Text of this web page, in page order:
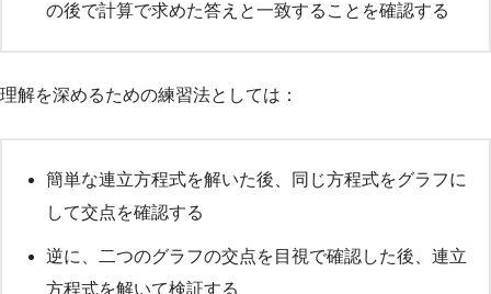
の後で計算で求めた答えと一致することを確認する
理解を深めるための練習法としては：
簡単な連立方程式を解いた後、同じ方程式をグラフに
して交点を確認する
逆に、二つのグラフの交点を目視で確認した後、連立
方程式を解いて検証する